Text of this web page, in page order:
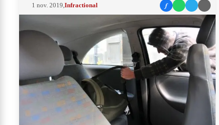
1 nov. 2019 ,Infractional f